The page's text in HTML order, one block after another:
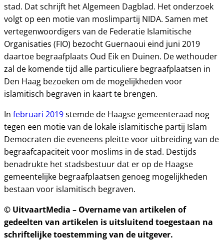
stad. Dat schrijft het Algemeen Dagblad. Het onderzoek
volgt op een motie van moslimpartij NIDA. Samen met
vertegenwoordigers van de Federatie Islamitische
Organisaties (FIO) bezocht Guernaoui eind juni 2019
daartoe begraafplaats Oud Eik en Duinen. De wethouder
zal de komende tijd alle particuliere begraafplaatsen in
Den Haag bezoeken om de mogelijkheden voor
islamitisch begraven in kaart te brengen.
In februari 2019stemde de Haagse gemeenteraad nog
tegen een motie van de lokale islamitische partij Islam
Democraten die eveneens pleitte voor uitbreiding van de
begraafcapaciteit voor moslims in de stad. Destijds
benadrukte het stadsbestuur dat er op de Haagse
gemeentelijke begraafplaatsen genoeg mogelijkheden
bestaan voor islamitisch begraven.
© UitvaartMedia – Overname van artikelen of
gedeelten van artikelen is uitsluitend toegestaan na
schriftelijke toestemming van de uitgever.